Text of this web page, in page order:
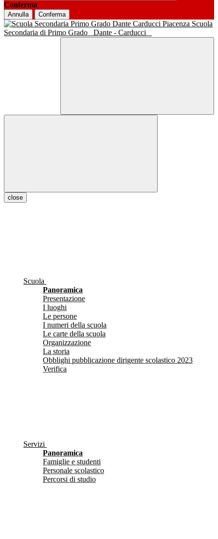
Conferma
Annulla Conferma
Scuola
Secondaria di Primo Grado
Dante - Carducci
close
Scuola
Panoramica
Presentazione
I luoghi
Le persone
I numeri della scuola
Le carte della scuola
Organizzazione
La storia
Obblighi pubblicazione dirigente scolastico 2023
Verifica
Servizi
Panoramica
Famiglie e studenti
Personale scolastico
Percorsi di studio